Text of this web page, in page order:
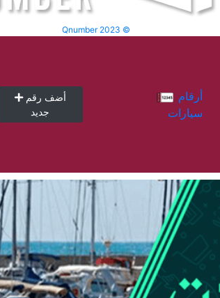
Qnumber 2023 ©
أضف رقم
جديد
سيارات